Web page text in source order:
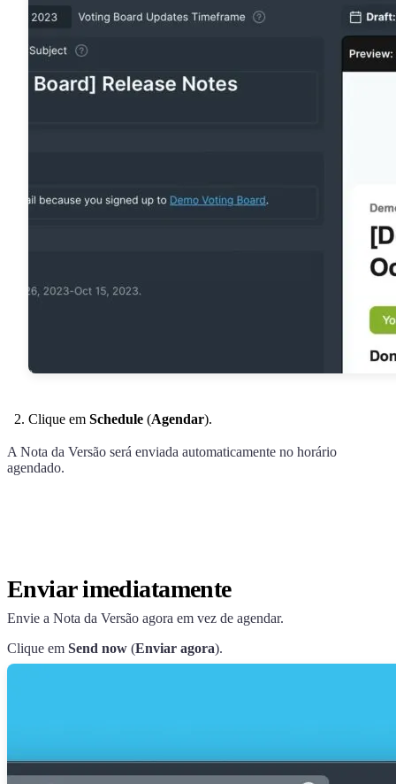
Clique em Schedule (Agendar).
A Nota da Versão será enviada automaticamente no horário
agendado.
Enviar imediatamente
Envie a Nota da Versão agora em vez de agendar.
Clique em Send now (Enviar agora).